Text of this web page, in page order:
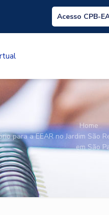
Acesso CPB-
Home
para a EEAR no Jardim São
em São